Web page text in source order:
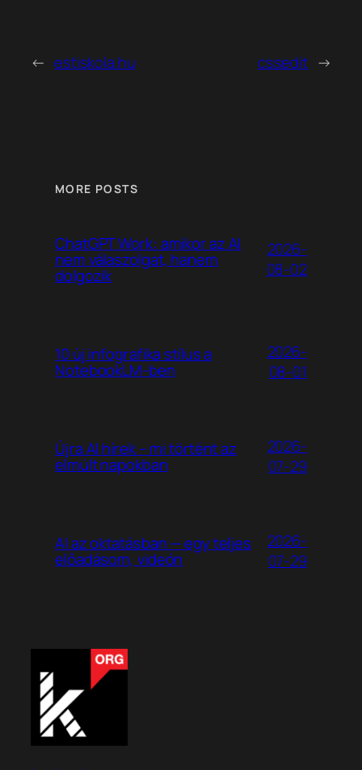
← estiskola.hu cssedit →
MORE POSTS
ChatGPT Work: amikor az AI
nem válaszolgat, hanem
dolgozik
2026-
08-02
10 új infografika stílus a
NotebookLM-ben
2026-
08-01
Újra AI hírek – mi történt az
elmúlt napokban
2026-
07-29
AI az oktatásban — egy teljes
előadásom, videón
2026-
07-29